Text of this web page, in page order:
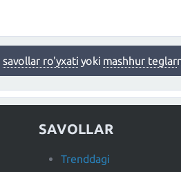
savollar ro'yxati yoki mashhur teglar
SAVOLLAR
Trenddagi